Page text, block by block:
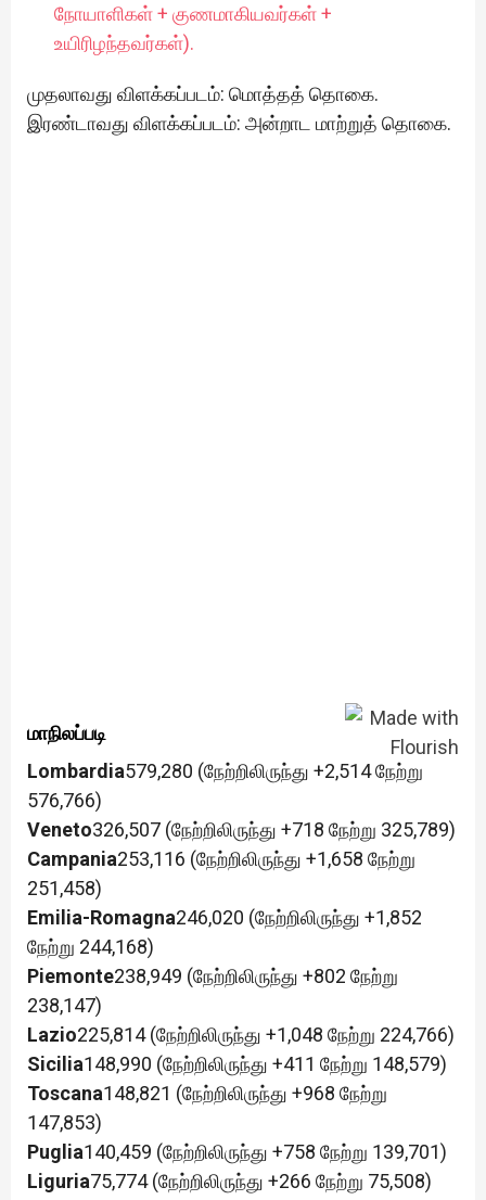
நோயாளிகள் + குணமாகியவர்கள் +
உயிரிழந்தவர்கள்).
முதலாவது விளக்கப்படம்: மொத்தத் தொகை.
இரண்டாவது விளக்கப்படம்: அன்றாட மாற்றுத் தொகை.
மாநிலப்படி
Lombardia579,280 (நேற்றிலிருந்து +2,514 நேற்று
576,766)
Veneto326,507 (நேற்றிலிருந்து +718 நேற்று 325,789)
Campania253,116 (நேற்றிலிருந்து +1,658 நேற்று
251,458)
Emilia-Romagna246,020 (நேற்றிலிருந்து +1,852
நேற்று 244,168)
Piemonte238,949 (நேற்றிலிருந்து +802 நேற்று
238,147)
Lazio225,814 (நேற்றிலிருந்து +1,048 நேற்று 224,766)
Sicilia148,990 (நேற்றிலிருந்து +411 நேற்று 148,579)
Toscana148,821 (நேற்றிலிருந்து +968 நேற்று
147,853)
Puglia140,459 (நேற்றிலிருந்து +758 நேற்று 139,701)
Liguria75,774 (நேற்றிலிருந்து +266 நேற்று 75,508)